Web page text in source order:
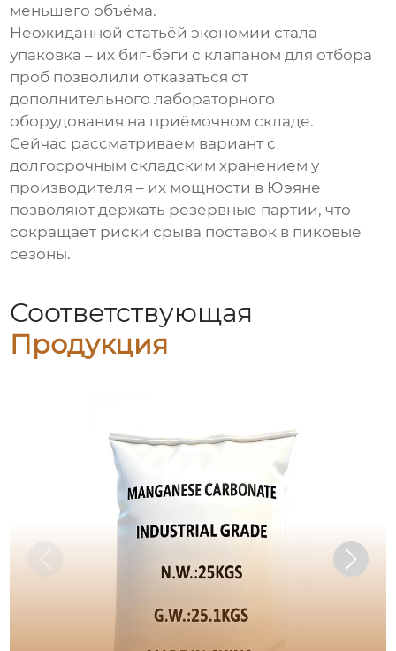
меньшего объёма.
Неожиданной статьёй экономии стала
упаковка – их биг-бэги с клапаном для отбора
проб позволили отказаться от
дополнительного лабораторного
оборудования на приёмочном складе.
Сейчас рассматриваем вариант с
долгосрочным складским хранением у
производителя – их мощности в Юэяне
позволяют держать резервные партии, что
сокращает риски срыва поставок в пиковые
сезоны.
Соответствующая
Продукция